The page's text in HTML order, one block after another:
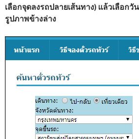
เลือกจุดลงรถปลายเส้นทาง) แล้วเลือก
รูปภาพข้างล่าง